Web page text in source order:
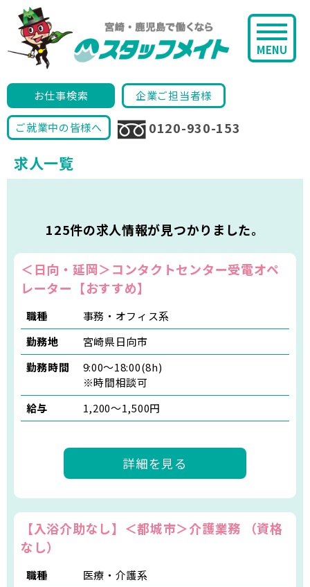
お仕事検索 企業ご担当者様
ご就業中の皆様へ 0120-930-153
MENU
求人一覧
125件の求人情報が見つかりました。
＜日向・延岡＞コンタクトセンター受電オペ
レーター【おすすめ】
職種
事務・オフィス系
勤務地
宮崎県日向市
勤務時間
9:00～18:00(8h)
※時間相談可
給与
1,200〜1,500円
詳細を見る
【入浴介助なし】＜都城市＞介護業務 （資格
なし）
職種
医療・介護系